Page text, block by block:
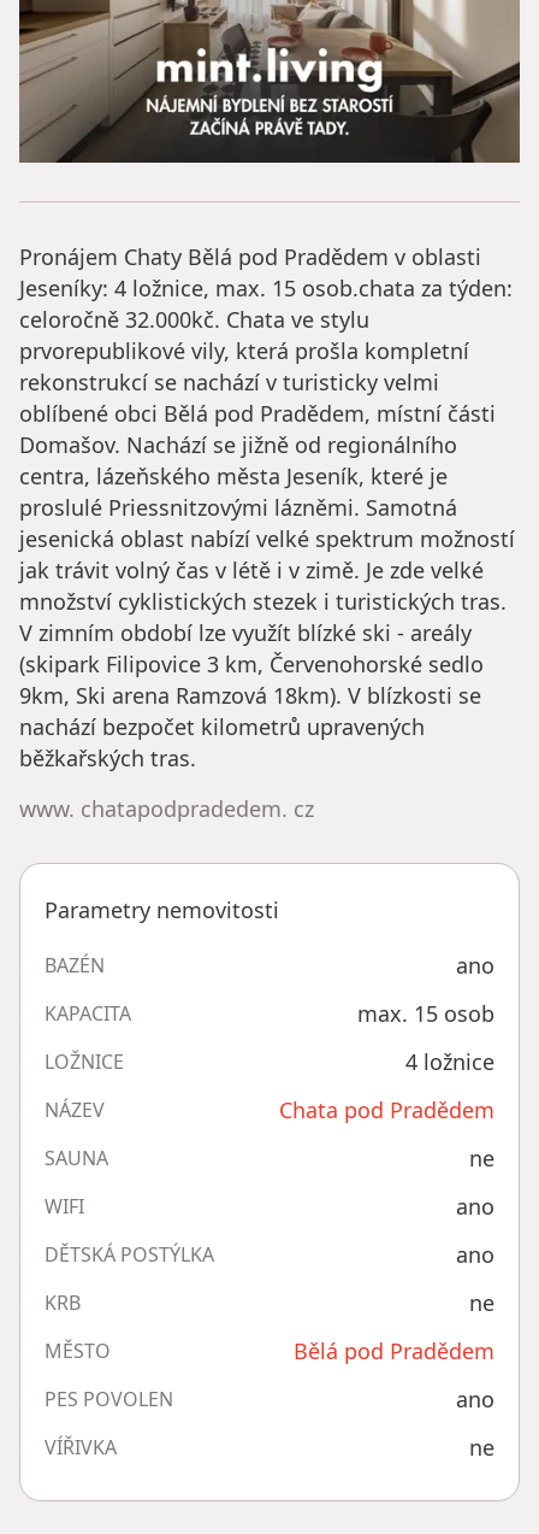
Pronájem Chaty Bělá pod Pradědem v oblasti
Jeseníky: 4 ložnice, max. 15 osob.chata za týden:
celoročně 32.000kč. Chata ve stylu
prvorepublikové vily, která prošla kompletní
rekonstrukcí se nachází v turisticky velmi
oblíbené obci Bělá pod Pradědem, místní části
Domašov. Nachází se jižně od regionálního
centra, lázeňského města Jeseník, které je
proslulé Priessnitzovými lázněmi. Samotná
jesenická oblast nabízí velké spektrum možností
jak trávit volný čas v létě i v zimě. Je zde velké
množství cyklistických stezek i turistických tras.
V zimním období lze využít blízké ski - areály
(skipark Filipovice 3 km, Červenohorské sedlo
9km, Ski arena Ramzová 18km). V blízkosti se
nachází bezpočet kilometrů upravených
běžkařských tras.
www. chatapodpradedem. cz
Parametry nemovitosti
BAZÉN ano
KAPACITA max. 15 osob
LOŽNICE 4 ložnice
NÁZEV Chata pod Pradědem
SAUNA ne
WIFI ano
DĚTSKÁ POSTÝLKA ano
KRB ne
MĚSTO Bělá pod Pradědem
PES POVOLEN ano
VÍŘIVKA ne